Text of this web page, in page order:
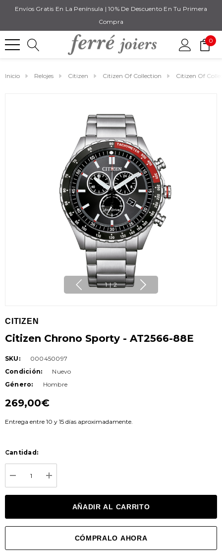
Envíos Gratis En La Península | 10% De Descuento En Tu Primera
Compra
0
Inicio Relojes Citizen Citizen Of Collection Citizen Of
1 | 2
CITIZEN
Citizen Chrono Sporty - AT2566-88E
SKU:
000450097
Condición:
Nuevo
Género:
Hombre
269,00€
Entrega entre 10 y 15 días aproximadamente.
Stock
actual:
Cantidad:
DISMINUIR CANTIDAD:
AUMENTAR CANTIDAD: